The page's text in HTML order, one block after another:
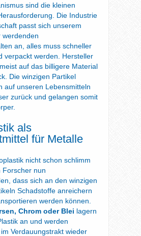
sind die kleinen
Die Industrie
passt sich unserem
werdenden
an, alles muss schneller
verpackt werden. Hersteller
auf das billigere Material
Die winzigen Partikel
auf unseren Lebensmitteln
zurück und gelangen somit
als
für Metalle
nicht schon schlimm
Forscher nun
dass sich an den winzigen
Schadstoffe anreichern
werden können.
Chrom oder Blei lagern
an und werden
Verdauungstrakt wieder